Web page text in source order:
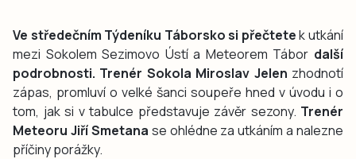
Ve středečním Týdeníku Táborsko si přečtetek utkání
mezi Sokolem Sezimovo Ústí a Meteorem Tábor další
podrobnosti. Trenér Sokola Miroslav Jelen zhodnotí
zápas, promluví o velké šanci soupeře hned v úvodu i o
tom, jak si v tabulce představuje závěr sezony. Trenér
Meteoru Jiří Smetana se ohlédne za utkáním a nalezne
příčiny porážky.